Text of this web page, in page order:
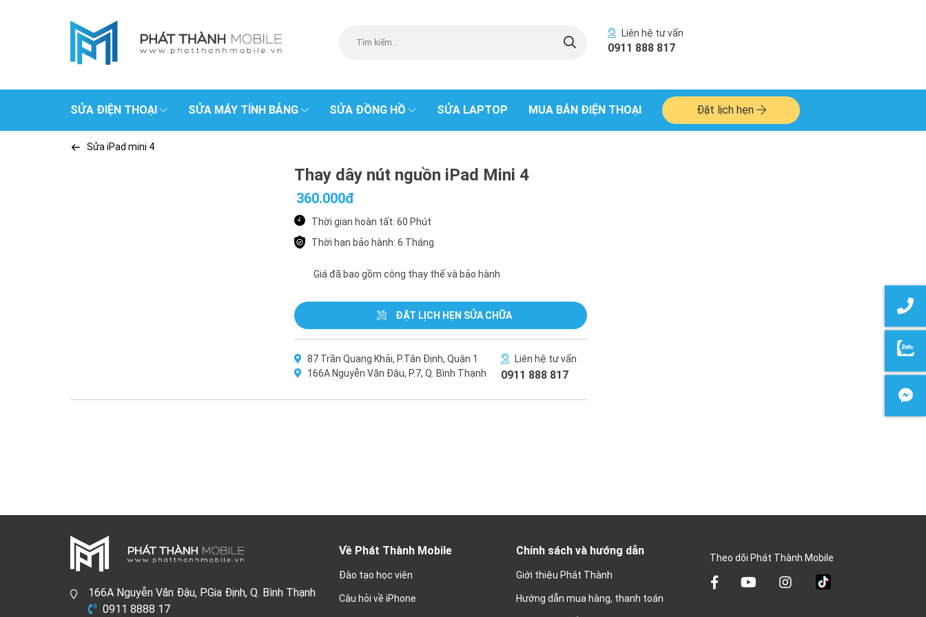
Liên hệ tư vấn
0911 888 817
SỬA ĐIỆN THOẠI SỬA MÁY TÍNH BẢNG SỬA ĐỒNG HỒ SỬA LAPTOP MUA BÁN ĐIỆN THOẠI Đặt lịch hẹn
Sửa iPad mini 4
Thay dây nút nguồn iPad Mini 4
360.000đ
Thời gian hoàn tất: 60 Phút
Thời hạn bảo hành: 6 Tháng
Giá đã bao gồm công thay thế và bảo hành
ĐẶT LỊCH HẸN SỬA CHỮA
87 Trần Quang Khải, P.Tân Định, Quận 1
166A Nguyễn Văn Đậu, P.7, Q. Bình Thạnh
Liên hệ tư vấn
0911 888 817
166A Nguyễn Văn Đậu, P.Gia Định, Q. Bình Thạnh
0911 8888 17
Về Phát Thành Mobile
Đào tạo học viên
Câu hỏi về iPhone
Chính sách và hướng dẫn
Giới thiệu Phát Thành
Hướng dẫn mua hàng, thanh toán
Theo dõi Phát Thành Mobile